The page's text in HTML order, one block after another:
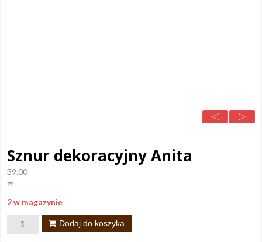
Sznur dekoracyjny Anita
39.00
zł
2 w magazynie
ilość
Dodaj do koszyka